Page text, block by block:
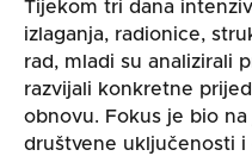
Tijekom tri dana
izlaganja, radionice,
rad, mladi su analizirali
razvijali konkretne
obnovu. Fokus je bio
društvene uključenosti